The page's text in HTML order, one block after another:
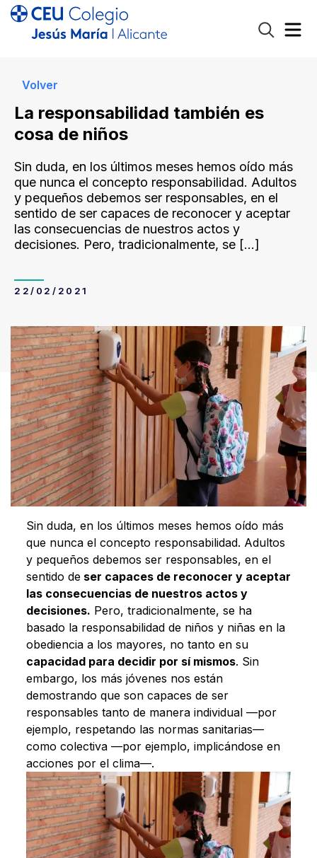
Volver
La responsabilidad también es
cosa de niños
Sin duda, en los últimos meses hemos oído más
que nunca el concepto responsabilidad. Adultos
y pequeños debemos ser responsables, en el
sentido de ser capaces de reconocer y aceptar
las consecuencias de nuestros actos y
decisiones. Pero, tradicionalmente, se […]
22/02/2021
Sin duda, en los últimos meses hemos oído más
que nunca el concepto responsabilidad. Adultos
y pequeños debemos ser responsables, en el
sentido deser capaces de reconocer y aceptar
las consecuencias de nuestros actos y
decisiones. Pero, tradicionalmente, se ha
basado la responsabilidad de niños y niñas en la
obediencia a los mayores, no tanto en su
capacidad para decidir por sí mismos. Sin
embargo, los más jóvenes nos están
demostrando que son capaces de ser
responsables tanto de manera individual —por
ejemplo, respetando las normas sanitarias—
como colectiva —por ejemplo, implicándose en
acciones por el clima—.